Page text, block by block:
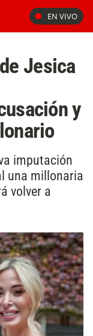
EN VIVO
Jesica
y
imputación
una millonaria
volver a